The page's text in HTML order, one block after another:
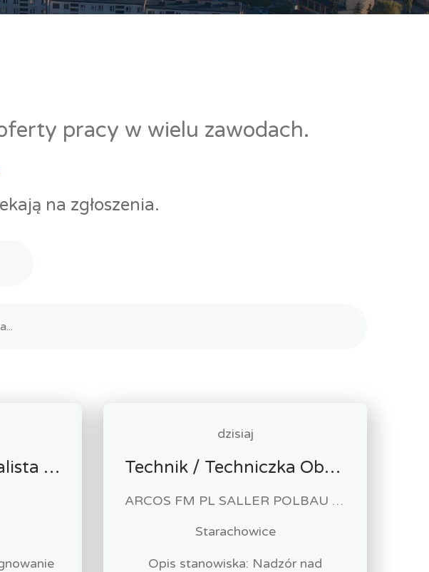
pracy w wielu zawodach.
na zgłoszenia.
Specjalistka / Specjalista ds. Sprzedaży ubezpieczeń
dzisiaj
Technik / Techniczka Obsługi Budynku
ARCOS FM PL SALLER POLBAU Sp. z o.o. Sp. K
Starachowice
Opis stanowiska: Nadzór nad